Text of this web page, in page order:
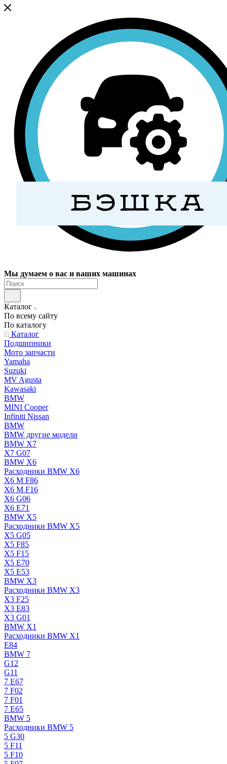
Мы думаем о вас и ваших машинах
Каталог
По всему сайту
По каталогу
Каталог
Подшипники
Мото запчасти
Yamaha
Suzuki
MV Agusta
Kawasaki
BMW
MINI Cooper
Infiniti Nissan
BMW
BMW другие модели
BMW X7
X7 G07
BMW X6
Расходники BMW X6
X6 M F86
X6 M F16
X6 G06
X6 E71
BMW X5
Расходники BMW X5
X5 G05
X5 F85
X5 F15
X5 E70
X5 E53
BMW X3
Расходники BMW X3
X3 F25
X3 E83
X3 G01
BMW X1
Расходники BMW X1
E84
BMW 7
G12
G11
7 Е67
7 F02
7 F01
7 E65
BMW 5
Расходники BMW 5
5 G30
5 F11
5 F10